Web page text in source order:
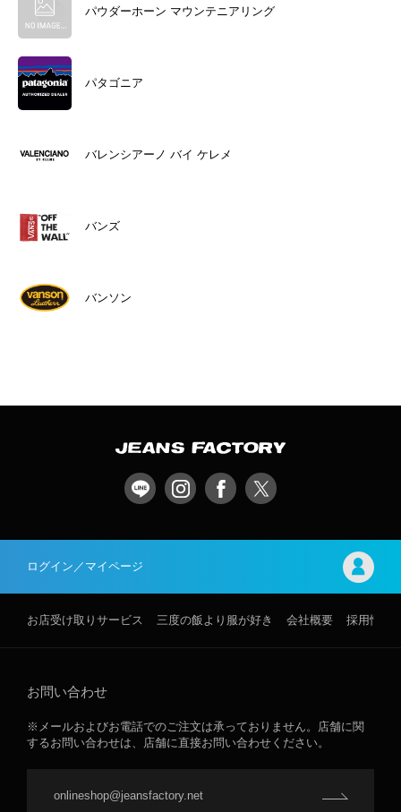
パウダーホーン マウンテニアリング
パタゴニア
バレンシアーノ バイ ケレメ
バンズ
バンソン
ログイン／マイページ
お店受け取りサービス 三度の飯より服が好き 会社概要 採用情報
お問い合わせ
※メールおよびお電話でのご注文は承っておりません。店舗に関
するお問い合わせは、店舗に直接お問い合わせください。
onlineshop@jeansfactory.net